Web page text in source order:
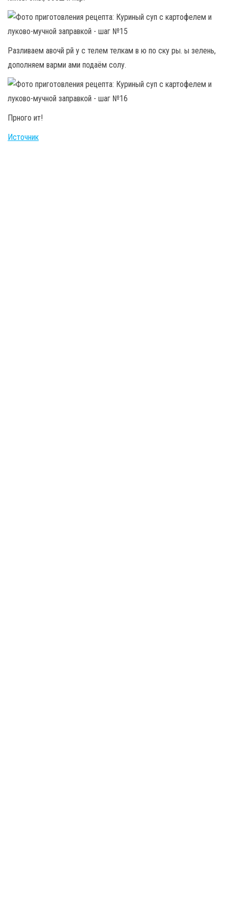
Разливаем авочй рй у с телем телкам в ю по ску ры. ы зелень,
дополняем варми ами подаём солу.
Прного ит!
Источник